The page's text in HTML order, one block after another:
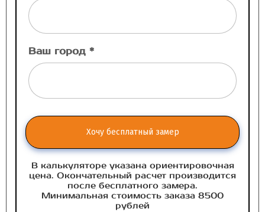
Ваш город *
Хочу бесплатный замер
В калькуляторе указана ориентировочная
цена. Окончательный расчет производится
после бесплатного замера.
Минимальная стоимость заказа 8500
рублей